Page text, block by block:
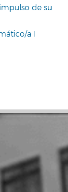
de su
a I